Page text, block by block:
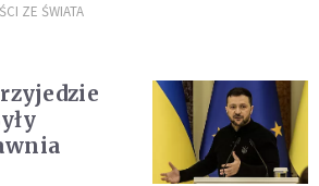
ZE ŚWIATA